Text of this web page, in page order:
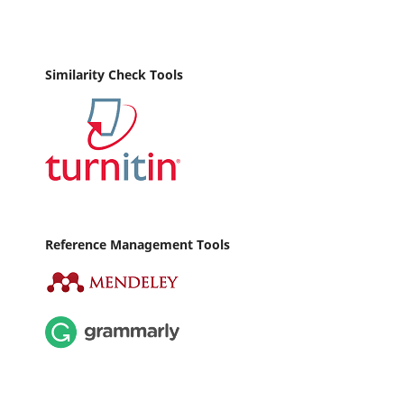
Similarity Check Tools
Reference Management Tools